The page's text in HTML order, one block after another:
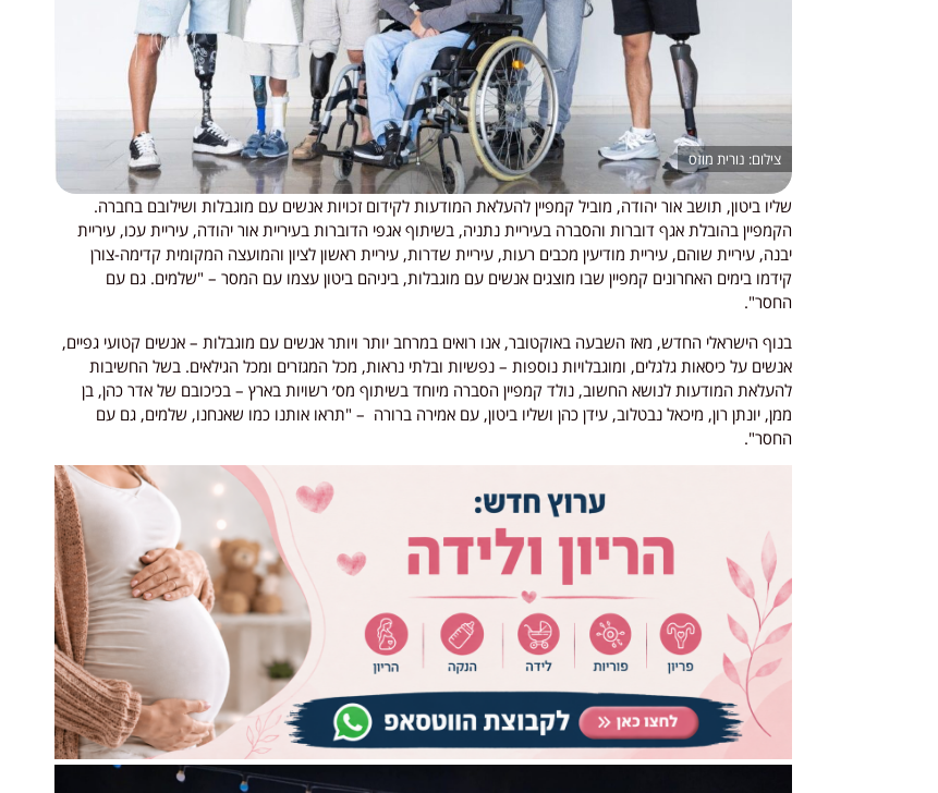
נורית מוזס
שליו ביטון, תושב אור יהודה, מוביל קמפיין להעלאת המודעות לקידום זכויות אנשים עם מוגבלות ושילובם בחברה.
הקמפיין בהובלת אגף דוברות והסברה בעיריית נתניה, בשיתוף אגפי הדוברות בעיריית אור יהודה, עיריית עכו, עיריית
יבנה, עיריית שוהם, עיריית מודיעין מכבים רעות, עיריית שדרות, עיריית ראשון לציון והמועצה המקומית קדימה-צורן
קידמו בימים האחרונים קמפיין שבו מוצגים אנשים עם מוגבלות, ביניהם ביטון עצמו עם המסר – "שלמים. גם עם
החסר".
בנוף הישראלי החדש, מאז השבעה באוקטובר, אנו רואים במרחב יותר ויותר אנשים עם מוגבלות – אנשים קטועי גפיים,
אנשים על כיסאות גלגלים, ומוגבלויות נוספות – נפשיות ובלתי נראות, מכל המגזרים ומכל הגילאים. בשל החשיבות
להעלאת המודעות לנושא החשוב, נולד קמפיין הסברה מיוחד בשיתוף מס׳ רשויות בארץ – בכיכובם של אדר כהן, בן
ממן, יונתן רון, מיכאל נבטלוב, עידן כהן ושליו ביטון, עם אמירה ברורה – "תראו אותנו כמו שאנחנו, שלמים, גם עם
החסר".